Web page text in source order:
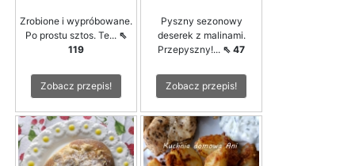
Zrobione i wypróbowane.
Po prostu sztos. Te... ⇖
119
Zobacz przepis!
Pyszny sezonowy
deserek z malinami.
Przepyszny!... ⇖ 47
Zobacz przepis!